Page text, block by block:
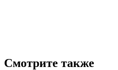
Смотрите также